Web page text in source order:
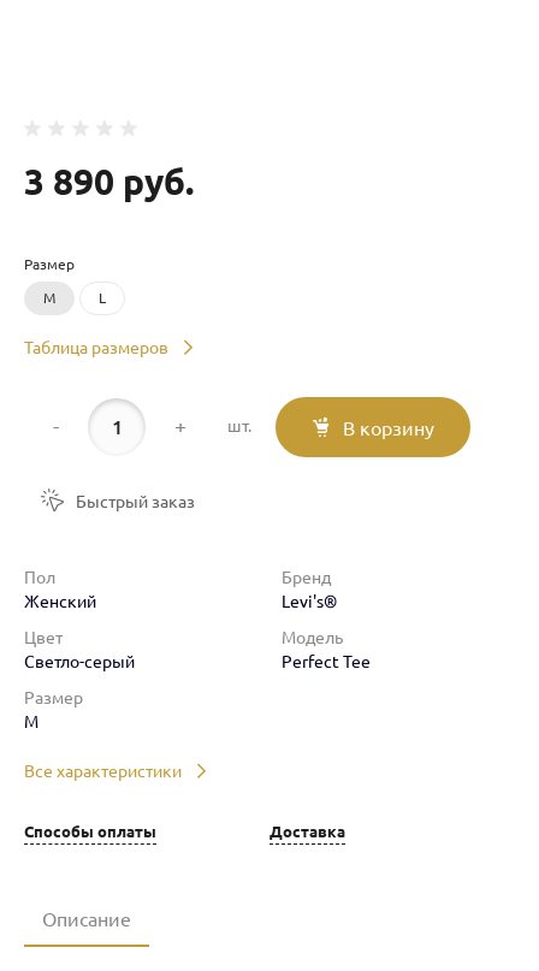
3 890 руб.
Размер
M L
Таблица размеров
- + шт. В корзину
Быстрый заказ
Пол
Женский
Бренд
Levi's®
Цвет
Светло-серый
Модель
Perfect Tee
Размер
M
Все характеристики
Способы оплаты Доставка
Описание